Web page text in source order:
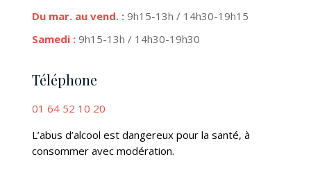
Du mar. au vend. : 9h15-13h / 14h30-19h15
Samedi : 9h15-13h / 14h30-19h30
Téléphone
01 64 52 10 20
L’abus d’alcool est dangereux pour la santé, à
consommer avec modération.